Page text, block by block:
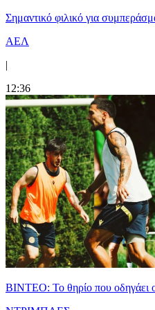
Σημαντικό φιλικό για
ΑΕΛ
|
12:36
ΒΙΝΤΕΟ: Το θηρίο που οδηγάει ο